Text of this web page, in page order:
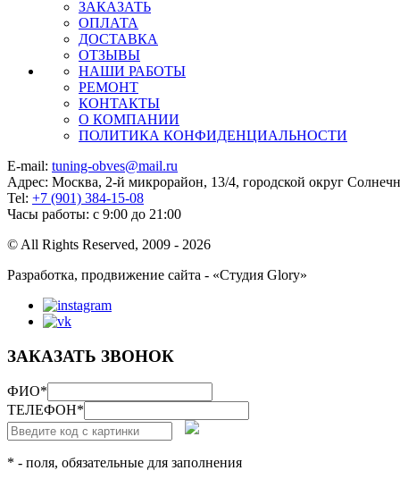
ЗАКАЗАТЬ
ОПЛАТА
ДОСТАВКА
ОТЗЫВЫ
НАШИ РАБОТЫ
РЕМОНТ
КОНТАКТЫ
О КОМПАНИИ
ПОЛИТИКА КОНФИДЕНЦИАЛЬНОСТИ
E-mail: tuning-obves@mail.ru
Адрес: Москва, 2-й микрорайон, 13/4, городской округ
Tel: +7 (901) 384-15-08
Часы работы: с 9:00 до 21:00
© All Rights Reserved, 2009 - 2026
Разработка, продвижение сайта - «Студия Glory»
ЗАКАЗАТЬ ЗВОНОК
ФИО*
ТЕЛЕФОН*
* - поля, обязательные для заполнения